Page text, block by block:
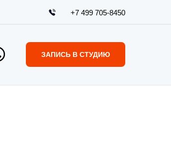
+7 499 705-8450
ЗАПИСЬ В СТУДИЮ